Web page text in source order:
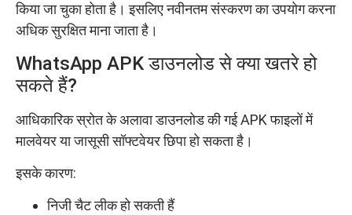
किया जा चुका होता है। इसलिए नवीनतम संस्करण का उपयोग करना
अधिक सुरक्षित माना जाता है।
WhatsApp APK डाउनलोड से क्या खतरे हो
सकते हैं?
आधिकारिक स्रोत के अलावा डाउनलोड की गई APK फाइलों में
मालवेयर या जासूसी सॉफ्टवेयर छिपा हो सकता है।
इसके कारण:
निजी चैट लीक हो सकती हैं